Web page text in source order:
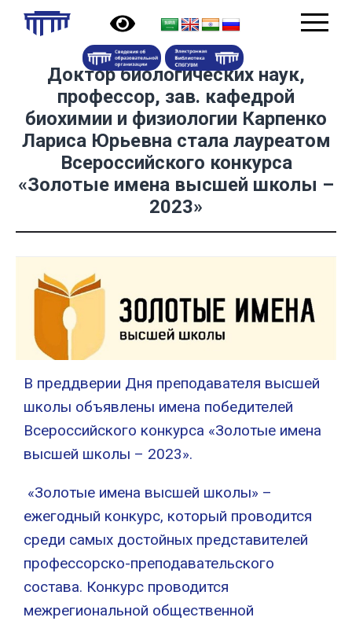
Доктор биологических наук,
профессор, зав. кафедрой
биохимии и физиологии Карпенко
Лариса Юрьевна стала лауреатом
Всероссийского конкурса
«Золотые имена высшей школы –
2023»
В преддверии Дня преподавателя высшей
школы объявлены имена победителей
Всероссийского конкурса «Золотые имена
высшей школы – 2023».
«Золотые имена высшей школы» –
ежегодный конкурс, который проводится
среди самых достойных представителей
профессорско-преподавательского
состава. Конкурс проводится
межрегиональной общественной